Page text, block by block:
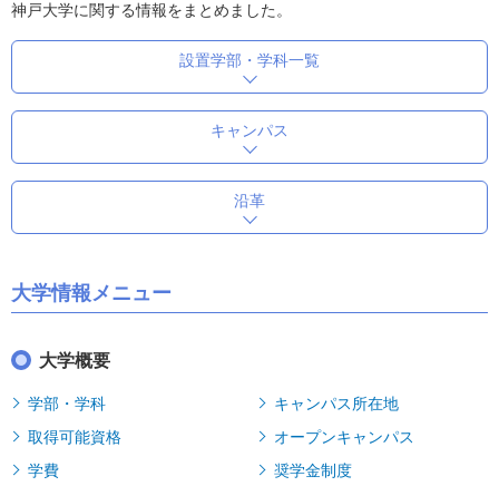
神戸大学に関する情報をまとめました。
設置学部・学科一覧
キャンパス
沿革
大学情報メニュー
大学概要
学部・学科
キャンパス所在地
取得可能資格
オープンキャンパス
学費
奨学金制度